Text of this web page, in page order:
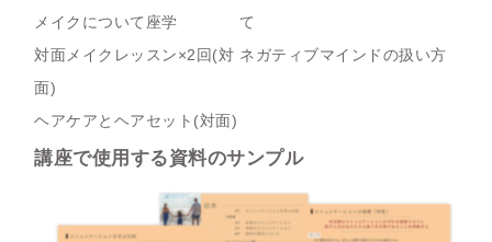
メイクについて座学
対面メイクレッスン×2回(対
面)
ヘアケアとヘアセット(対面)
て
ネガティブマインドの扱い方
講座で使用する資料のサンプル